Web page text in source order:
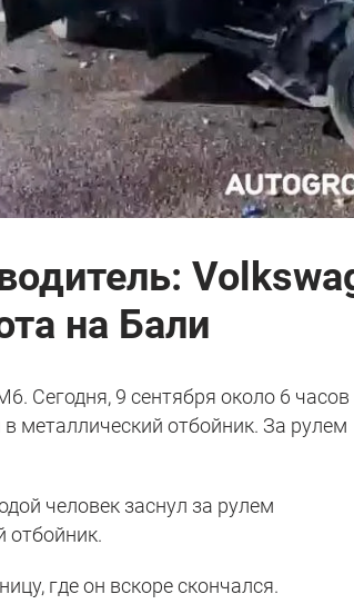
на Бали
Сегодня, 9 сентября около 6 часов
металлический отбойник. За рулем
человек заснул за рулем
отбойник.
где он вскоре скончался.